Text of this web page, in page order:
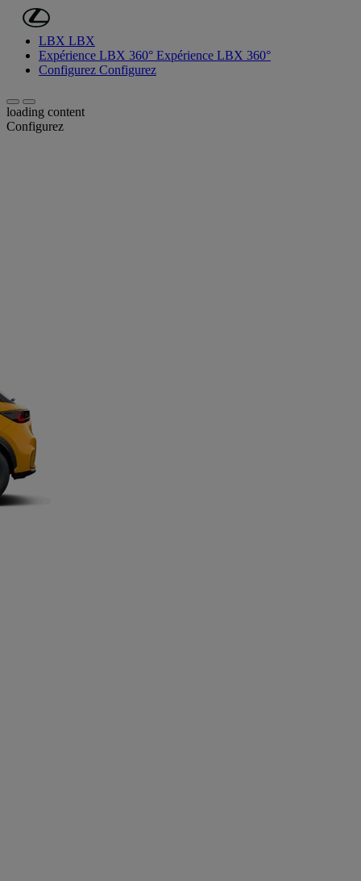
Passer au contenu principal
LBX LBX
Expérience LBX 360° Expérience LBX 360°
Configurez Configurez
Défilement vers la gauche
Défilement vers la droite
loading content
Configurez